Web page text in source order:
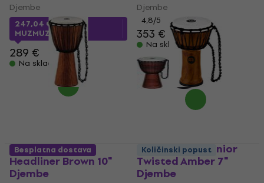
Djembe
247,04 €s kodom
MUZMUZ-10
289 €
Na skladištu
Djembe
4,8/5
353 €
Na skladištu
Meinl HDJ4-M
Headliner Brown 10"
Djembe
Meinl JRD-TA Junior
Twisted Amber 7"
Djembe
Besplatna dostava Količinski popust